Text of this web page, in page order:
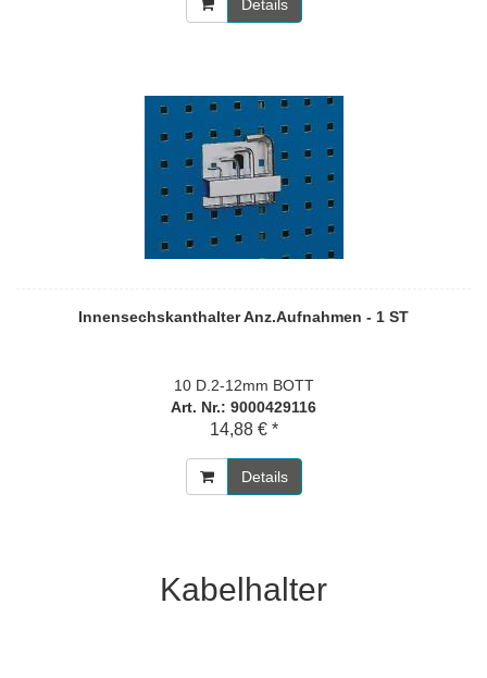
Details
Innensechskanthalter Anz.Aufnahmen - 1 ST
10 D.2-12mm BOTT
Art. Nr.: 9000429116
14,88 € *
Details
Kabelhalter